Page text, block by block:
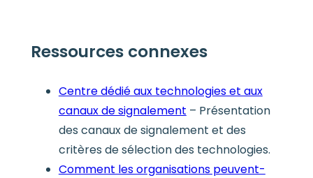
Ressources connexes
Centre dédié aux technologies et aux
canaux de signalement – Présentation
des canaux de signalement et des
critères de sélection des technologies.
Comment les organisations peuvent-